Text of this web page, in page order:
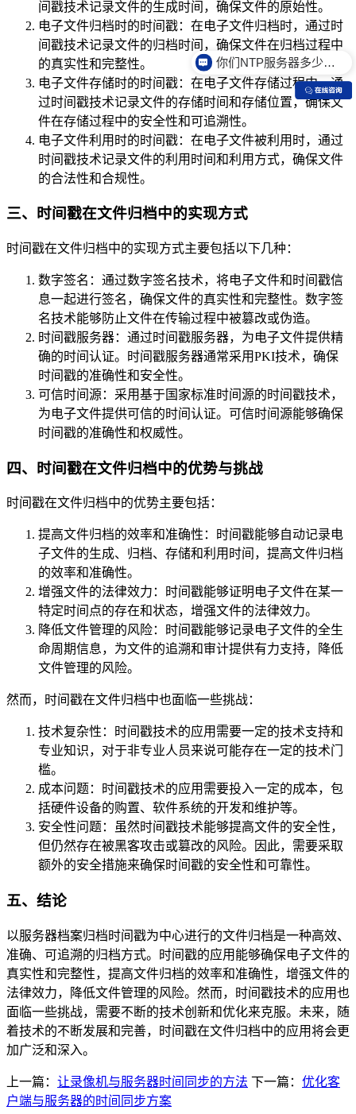
间戳技术记录文件的生成时间，确保文件的原始性。
电子文件归档时的时间戳：在电子文件归档时，通过时
间戳技术记录文件的归档时间，确保文件在归档过程中
的真实性和完整性。
电子文件存储时的时间戳：在电子文件存储过程中，通
过时间戳技术记录文件的存储时间和存储位置，确保文
件在存储过程中的安全性和可追溯性。
电子文件利用时的时间戳：在电子文件被利用时，通过
时间戳技术记录文件的利用时间和利用方式，确保文件
的合法性和合规性。
三、时间戳在文件归档中的实现方式
时间戳在文件归档中的实现方式主要包括以下几种：
数字签名：通过数字签名技术，将电子文件和时间戳信
息一起进行签名，确保文件的真实性和完整性。数字签
名技术能够防止文件在传输过程中被篡改或伪造。
时间戳服务器：通过时间戳服务器，为电子文件提供精
确的时间认证。时间戳服务器通常采用PKI技术，确保
时间戳的准确性和安全性。
可信时间源：采用基于国家标准时间源的时间戳技术，
为电子文件提供可信的时间认证。可信时间源能够确保
时间戳的准确性和权威性。
四、时间戳在文件归档中的优势与挑战
时间戳在文件归档中的优势主要包括：
提高文件归档的效率和准确性：时间戳能够自动记录电
子文件的生成、归档、存储和利用时间，提高文件归档
的效率和准确性。
增强文件的法律效力：时间戳能够证明电子文件在某一
特定时间点的存在和状态，增强文件的法律效力。
降低文件管理的风险：时间戳能够记录电子文件的全生
命周期信息，为文件的追溯和审计提供有力支持，降低
文件管理的风险。
然而，时间戳在文件归档中也面临一些挑战：
技术复杂性：时间戳技术的应用需要一定的技术支持和
专业知识，对于非专业人员来说可能存在一定的技术门
槛。
成本问题：时间戳技术的应用需要投入一定的成本，包
括硬件设备的购置、软件系统的开发和维护等。
安全性问题：虽然时间戳技术能够提高文件的安全性，
但仍然存在被黑客攻击或篡改的风险。因此，需要采取
额外的安全措施来确保时间戳的安全性和可靠性。
五、结论
以服务器档案归档时间戳为中心进行的文件归档是一种高效、
准确、可追溯的归档方式。时间戳的应用能够确保电子文件的
真实性和完整性，提高文件归档的效率和准确性，增强文件的
法律效力，降低文件管理的风险。然而，时间戳技术的应用也
面临一些挑战，需要不断的技术创新和优化来克服。未来，随
着技术的不断发展和完善，时间戳在文件归档中的应用将会更
加广泛和深入。
上一篇： 让录像机与服务器时间同步的方法 下一篇： 优化客
户端与服务器的时间同步方案
你们NTP服务器多少钱？